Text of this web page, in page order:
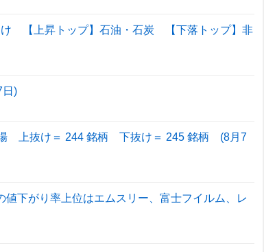
け 【上昇トップ】石油・石炭 【下落トップ】非
日)
場 上抜け＝ 244 銘柄 下抜け＝ 245 銘柄 (8月7
値下がり率上位はエムスリー、富士フイルム、レ